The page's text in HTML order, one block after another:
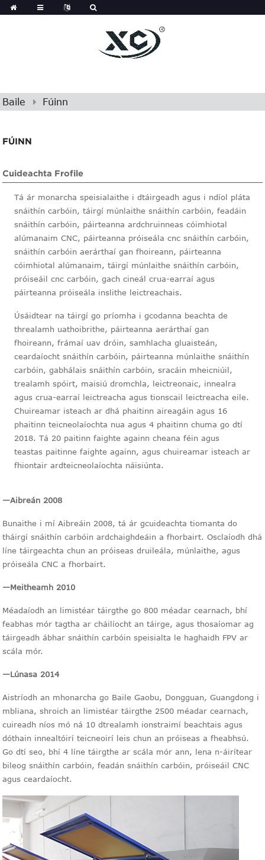
Baile Fúinn
FÚINN
Cuideachta Frofile
Tá ár monarcha speisialaithe i dtáirgeadh agus i ndíol pláta
snáithín carbóin, táirgí múnlaithe snáithín carbóin, feadáin
snáithín carbóin, páirteanna ardchruinneas cóimhiotal
alúmanaim CNC, páirteanna próiseála cnc snáithín carbóin,
snáithín carbóin aerárthaí gan fhoireann, páirteanna
cóimhiotal alúmanaim, táirgí múnlaithe snáithín carbóin,
próiseáil cnc carbóin, gach cineál crua-earraí agus
páirteanna próiseála inslithe leictreachais.
Úsáidtear na táirgí go príomha i gcodanna beachta de
threalamh uathoibrithe, páirteanna aerárthaí gan
fhoireann, frámaí uav dróin, samhlacha gluaisteán,
ceardaíocht snáithín carbóin, páirteanna múnlaithe snáithín
carbóin, gabhálais snáithín carbóin, sracáin mheicniúil,
trealamh spóirt, maisiú dromchla, leictreonaic, innealra
agus crua-earraí leictreacha agus tionscail leictreacha eile.
Chuireamar isteach ar dhá phaitinn aireagáin agus 16
phaitinn teicneolaíochta nua agus 4 phaitinn chuma go dtí
2018. Tá 20 paitinn faighte againn cheana féin agus
teastas paitinne faighte againn, agus chuireamar isteach ar
fhiontair ardteicneolaíochta náisiúnta.
—Aibreán 2008
Bunaithe i mí Aibreáin 2008, tá ár gcuideachta tiomanta do
tháirgí snáithín carbóin ardchaighdeáin a fhorbairt. Osclaíodh dhá
líne táirgeachta chun an próiseas druileála, múnlaithe, agus
próiseála CNC a fhorbairt.
—Meitheamh 2010
Méadaíodh an limistéar táirgthe go 800 méadar cearnach, bhí
feabhas mór tagtha ar cháilíocht an táirge, agus thosaíomar ag
táirgeadh ábhar snáithín carbóin speisialta le haghaidh FPV ar
scála mór.
—Lúnasa 2014
Aistríodh an mhonarcha go Baile Gaobu, Dongguan, Guangdong i
mbliana, shroich an limistéar táirgthe 2500 méadar cearnach,
cuireadh níos mó ná 10 dtrealamh ionstraimí beachtais agus
dóthain innealtóirí teicneoirí leis chun an próiseas a fheabhsú.
Go dtí seo, bhí 4 líne táirgthe ar scála mór ann, lena n-áirítear
bileog snáithín carbóin, feadán snáithín carbóin, próiseáil CNC
agus ceardaíocht.